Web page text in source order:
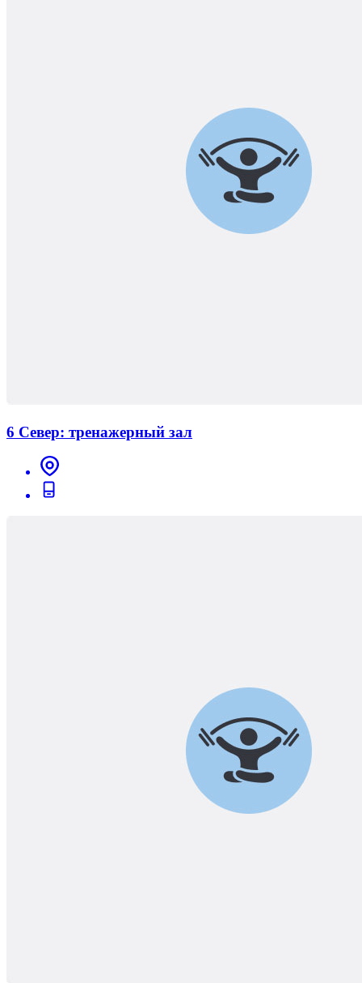
6 Север: тренажерный зал